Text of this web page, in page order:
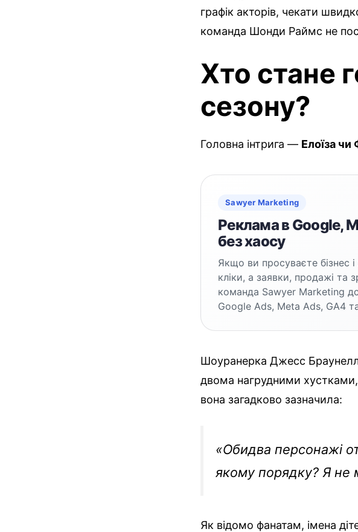
графік акторів, чекати
команда Шонди Раймс не
Хто стане
сезону?
Головна інтрига — Елоїза
Sawyer Marketing
Реклама в Google,
без хаосу
Якщо ви просуваєте бізнес
кліки, а заявки, продажі та
команда Sawyer Marketing
Google Ads, Meta Ads, GA4
Шоуранерка Джесс Браунелл
двома нагрудними
вона загадково зазначила:
«Обидва персонажі
якому порядку? Я не
Як відомо фанатам, імена